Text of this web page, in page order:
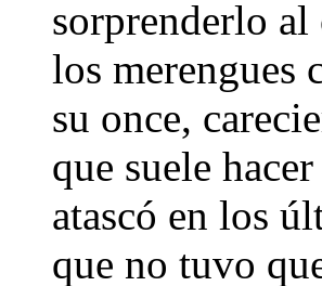
sorprenderlo al
los merengues
su once,
que suele
atascó en los
que no tuvo